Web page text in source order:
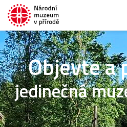
Objevte a
jedinečná